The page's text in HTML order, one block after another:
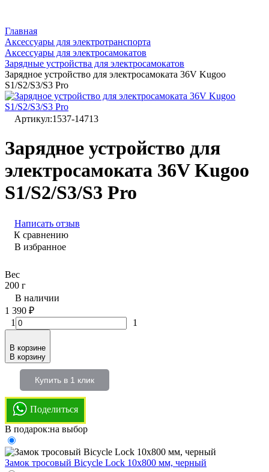
Главная
Аксессуары для электротранспорта
Аксессуары для электросамокатов
Зарядные устройства для электросамокатов
Зарядное устройство для электросамоката 36V Kugoo
S1/S2/S3/S3 Pro
Артикул:1537-14713
Зарядное устройство для
электросамоката 36V Kugoo
S1/S2/S3/S3 Pro
Написать отзыв
К сравнению
В избранное
Вес
200 г
В наличии
1 390 ₽
1
1
В корзине
В корзину
Купить в 1 клик
Поделиться
В подарок:на выбор
Замок тросовый Bicycle Lock 10х800 мм, черный